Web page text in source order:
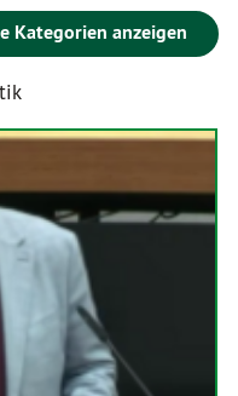
Kategorien anzeigen